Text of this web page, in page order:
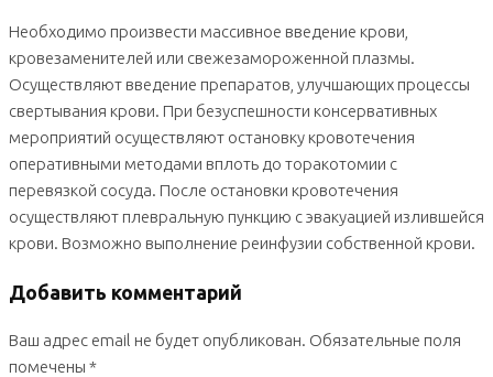
Необходимо произвести массивное введение крови,
кровезаменителей или свежезамороженной плазмы.
Осуществляют введение препаратов, улучшающих процессы
свертывания крови. При безуспешности консервативных
мероприятий осуществляют остановку кровотечения
оперативными методами вплоть до торакотомии с
перевязкой сосуда. После остановки кровотечения
осуществляют плевральную пункцию с эвакуацией излившейся
крови. Возможно выполнение реинфузии собственной крови.
Добавить комментарий
Ваш адрес email не будет опубликован. Обязательные поля
помечены *